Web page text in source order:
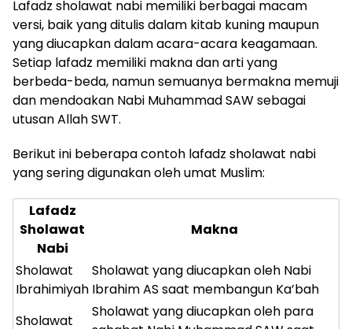
Lafadz sholawat nabi memiliki berbagai macam
versi, baik yang ditulis dalam kitab kuning maupun
yang diucapkan dalam acara-acara keagamaan.
Setiap lafadz memiliki makna dan arti yang
berbeda-beda, namun semuanya bermakna memuji
dan mendoakan Nabi Muhammad SAW sebagai
utusan Allah SWT.
Berikut ini beberapa contoh lafadz sholawat nabi
yang sering digunakan oleh umat Muslim:
Lafadz
Sholawat
Nabi
Makna
Sholawat
Ibrahimiyah
Sholawat yang diucapkan oleh Nabi
Ibrahim AS saat membangun Ka’bah
Sholawat
Sholawat yang diucapkan oleh para